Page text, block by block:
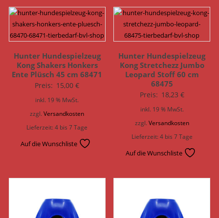
Hunter Hundespielzeug
Kong Shakers Honkers
Ente Plüsch 45 cm 68471
Preis: 15,00€
inkl. 19 % MwSt.
zzgl.Versandkosten
Lieferzeit:4 bis 7 Tage
Auf die Wunschliste
Hunter Hundespielzeug
Kong Stretchezz Jumbo
Leopard Stoff 60 cm
68475
Preis: 18,23 €
inkl. 19 % MwSt.
zzgl. Versandkosten
Lieferzeit:4 bis 7 Tage
Auf die Wunschliste